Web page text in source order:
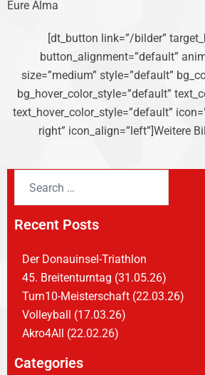
Eure Alma
[dt_button link=”/bilder”
button_alignment=”default”
size=”medium” style=”default”
bg_hover_color_style=”default”
text_hover_color_style=”default”
right” icon_align=”left”]Weitere
Recent Posts
Der Donauinsel-Triathlon
45. Breitenturntag (31.05.26)
Turn10-Meisterschaft (22.03.26)
Volleyball (17.03.26)
Akro4All (22.02.26)
Categories